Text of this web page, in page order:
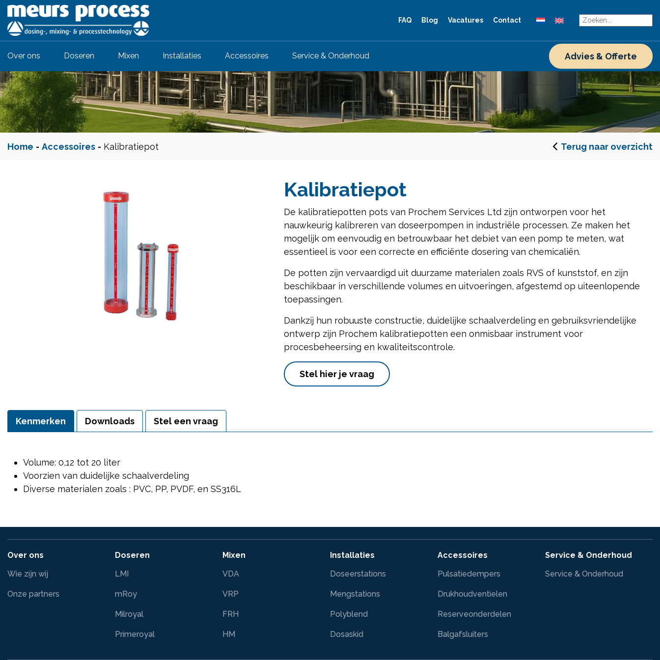
FAQ Blog Vacatures Contact
Over ons Doseren Mixen Installaties Accessoires Service & Onderhoud Advies & Offerte
Home - Accessoires - Kalibratiepot Terug naar overzicht
Kalibratiepot
De kalibratiepotten pots van Prochem Services Ltd zijn ontworpen voor het
nauwkeurig kalibreren van doseerpompen in industriële processen. Ze maken het
mogelijk om eenvoudig en betrouwbaar het debiet van een pomp te meten, wat
essentieel is voor een correcte en efficiënte dosering van chemicaliën.
De potten zijn vervaardigd uit duurzame materialen zoals RVS of kunststof, en zijn
beschikbaar in verschillende volumes en uitvoeringen, afgestemd op uiteenlopende
toepassingen.
Dankzij hun robuuste constructie, duidelijke schaalverdeling en gebruiksvriendelijke
ontwerp zijn Prochem kalibratiepotten een onmisbaar instrument voor
procesbeheersing en kwaliteitscontrole.
Stel hier je vraag
Kenmerken Downloads Stel een vraag
Volume: 0,12 tot 20 liter
Voorzien van duidelijke schaalverdeling
Diverse materialen zoals : PVC, PP, PVDF, en SS316L
Over ons
Wie zijn wij
Onze partners
Doseren
LMI
mRoy
Milroyal
Primeroyal
Mixen
VDA
VRP
FRH
HM
Installaties
Doseerstations
Mengstations
Polyblend
Dosaskid
Accessoires
Pulsatiedempers
Drukhoudventielen
Reserveonderdelen
Balgafsluiters
Service & Onderhoud
Service & Onderhoud